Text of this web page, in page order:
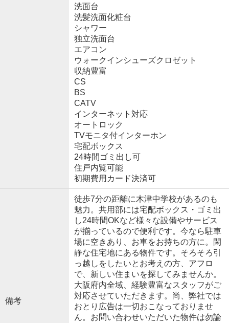
洗面台
洗髪洗面化粧台
シャワー
独立洗面台
エアコン
ウォークインシューズクロゼット
収納豊富
CS
BS
CATV
インターネット対応
オートロック
TVモニタ付インターホン
宅配ボックス
24時間ゴミ出し可
住戸内覧可能
初期費用カード決済可
備考
徒歩7分の距離に木津中学校があるのも
魅力。共用部には宅配ボックス・ゴミ出
し24時間OKなど様々な設備やサービス
が揃っているので便利です。今なら駐車
場に空きあり、お車をお持ちの方に。閑
静な住宅地にある物件です。そろそろ引
っ越しをしたいとお考えの方、アフロ
で、新しい住まいを探してみませんか。
大阪府内全域、経験豊富なスタッフがご
対応させていただきます。尚、弊社では
おとり広告は一切おこなっておりませ
ん。お問い合わせいただいた物件は勿論